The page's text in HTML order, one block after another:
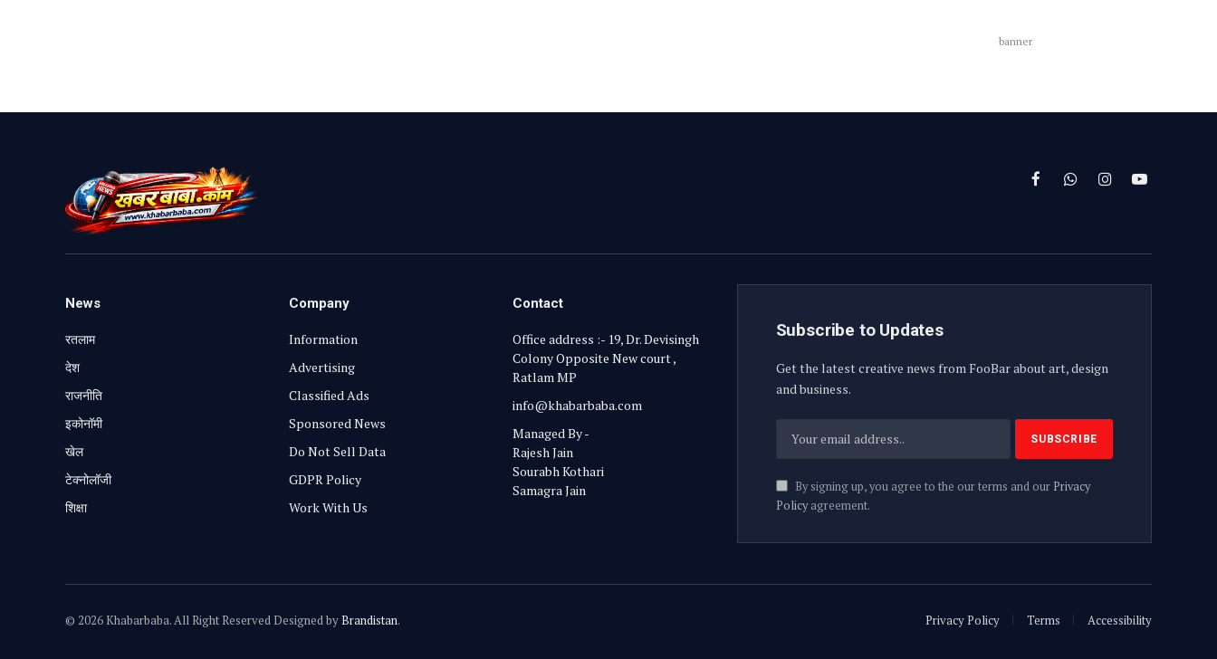
banner
FacebookWhatsAppInstagramYouTube
News
रतलाम
⁠देश
राजनीति
⁠इकोनॉमी
खेल
टेक्नोलॉजी
शिक्षा
Company
Information
Advertising
Classified Ads
Sponsored News
Do Not Sell Data
GDPR Policy
Work With Us
Contact
Office address :- 19, Dr. Devisingh
Colony Opposite New court ,
Ratlam MP
info@khabarbaba.com
Managed By -
Rajesh Jain
Sourabh Kothari
Samagra Jain
Subscribe to Updates
Get the latest creative news from FooBar about art, design
and business.
By signing up, you agree to the our terms and our Privacy
Policyagreement.
© 2026 Khabarbaba. All Right Reserved Designed byBrandistan. Privacy Policy Terms Accessibility